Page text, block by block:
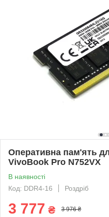
Оперативна пам'ять
VivoBook Pro N752VX
В наявності
Код: DDR4-16
Роздріб
3 777 ₴ 3 976 ₴